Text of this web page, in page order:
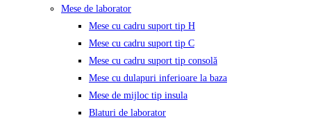
Mese de laborator
Mese cu cadru suport tip H
Mese cu cadru suport tip C
Mese cu cadru suport tip consolă
Mese cu dulapuri inferioare la baza
Mese de mijloc tip insula
Blaturi de laborator